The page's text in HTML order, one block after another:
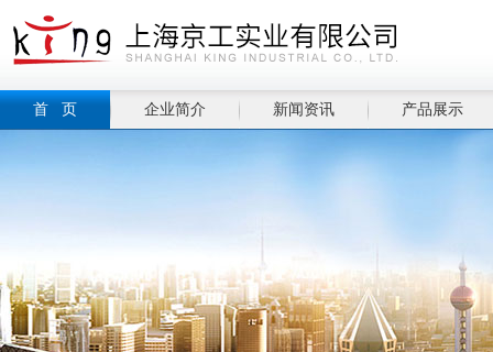
首 页 企业简介 新闻资讯 产品展示